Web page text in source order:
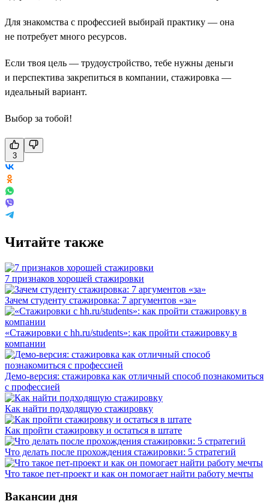
Для знакомства с профессией выбирай практику — она
не потребует много ресурсов.
Если твоя цель — трудоустройство, тебе нужны деньги
и перспектива закрепиться в компании, стажировка —
идеальный вариант.
Выбор за тобой!
3
Читайте также
7 признаков хорошей стажировки
Зачем студенту стажировка: 7 аргументов «за»
«Стажировки с hh.ru/students»: как пройти стажировку в
компании
Демо-версия: стажировка как отличный способ познакомиться
с профессией
Как найти подходящую стажировку
Как пройти стажировку и остаться в штате
Что делать после прохождения стажировки: 5 стратегий
Что такое пет-проект и как он помогает найти работу мечты
Вакансии дня